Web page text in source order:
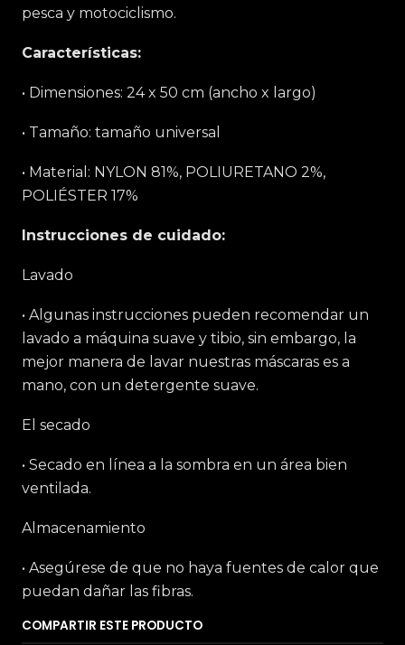
pesca y motociclismo.
Características:
• Dimensiones: 24 x 50 cm (ancho x largo)
• Tamaño: tamaño universal
• Material: NYLON 81%, POLIURETANO 2%,
POLIÉSTER 17%
Instrucciones de cuidado:
Lavado
• Algunas instrucciones pueden recomendar un
lavado a máquina suave y tibio, sin embargo, la
mejor manera de lavar nuestras máscaras es a
mano, con un detergente suave.
El secado
• Secado en línea a la sombra en un área bien
ventilada.
Almacenamiento
• Asegúrese de que no haya fuentes de calor que
puedan dañar las fibras.
COMPARTIR ESTE PRODUCTO